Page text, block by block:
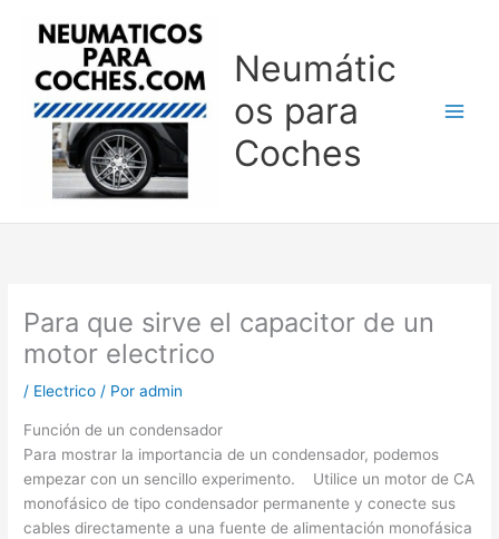
Neumátic
os para
Coches
Para que sirve el capacitor de un
motor electrico
/ Electrico / Poradmin
Función de un condensador
Para mostrar la importancia de un condensador, podemos
empezar con un sencillo experimento. Utilice un motor de CA
monofásico de tipo condensador permanente y conecte sus
cables directamente a una fuente de alimentación monofásica